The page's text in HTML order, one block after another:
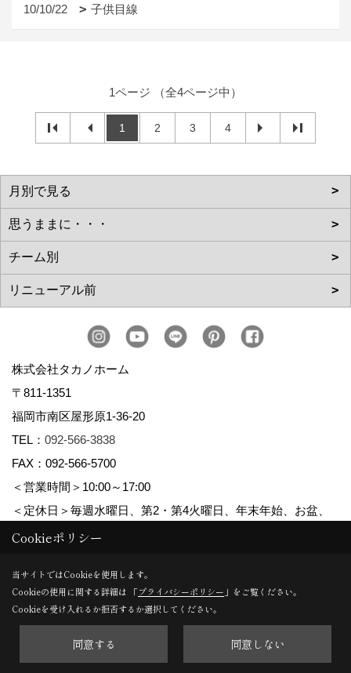
10/10/22 子供目線
1ページ （全4ページ中）
1 2 3 4
株式会社タカノホーム
〒811-1351
福岡市南区屋形原1-36-20
TEL： 092-566-3838
FAX：092-566-5700
＜営業時間＞10:00～17:00
＜定休日＞毎週水曜日、第2・第4火曜日、年末年始、お盆、
ゴールデンウィーク、夏季休暇
Copyright (c) TAKANO CONSTRUCTION CO.,LTD. All Rights Reserved.
Cookieポリシー
当サイトではCookieを使用します。
Cookieの使用に関する詳細は 「プライバシーポリシー 」をご覧ください。
Cookieを受け入れるか拒否するか選択してください。
同意する 同意しない